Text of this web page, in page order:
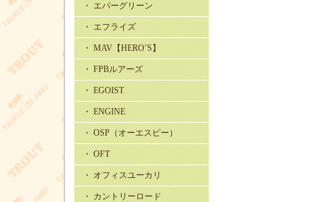
・ エバーグリーン
・ エフライズ
・ MAV【HERO’S】
・ FPBルアーズ
・ EGOIST
・ ENGINE
・ OSP（オーエスピー）
・ OFT
・ オフィスユーカリ
・ カントリーロード